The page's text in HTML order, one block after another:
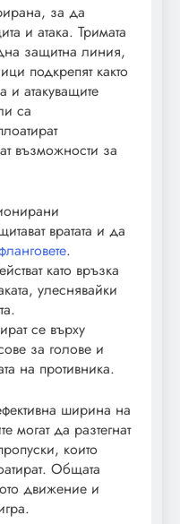
за да
и атака. Тримата
защитна линия,
подкрепят както
и атакуващите
са
възможности за
вратата и да
.
като връзка
улеснявайки
се върху
за голове и
на противника.
ширина на
могат да разтегнат
които
Общата
движение и